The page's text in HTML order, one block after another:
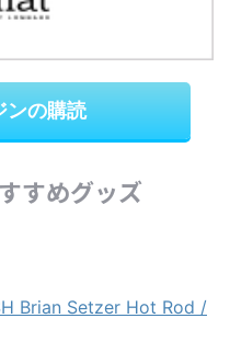
ンの購読
すめグッズ
Brian Setzer Hot Rod /